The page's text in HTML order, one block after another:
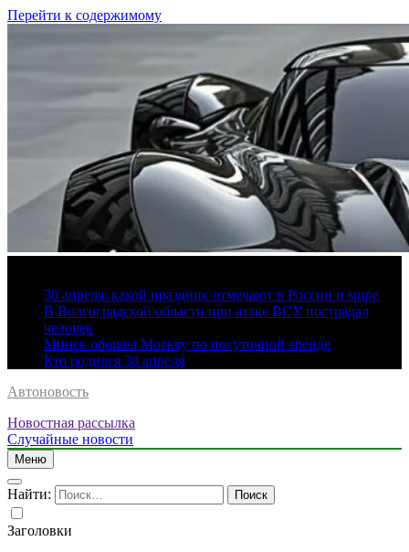
Перейти к содержимому
30 апреля: какой праздник отмечают в России и мире
В Волгоградской области при атаке ВСУ пострадал
человек
Минск обошел Москву по посуточной аренде
Кто родился 30 апреля
Автоновость
Новостная рассылка
Случайные новости
Меню
Найти:
Заголовки